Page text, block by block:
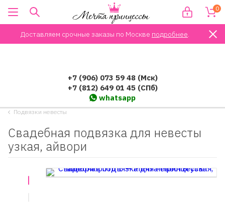
Доставляем срочные заказы по Москве подробнее.
0
+7 (906) 073 59 48 (Мск)
+7 (812) 649 01 45 (СПб)
whatsapp
Подвязки невесты
Свадебная подвязка для невесты
узкая, айвори